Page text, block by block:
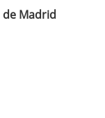
de Madrid